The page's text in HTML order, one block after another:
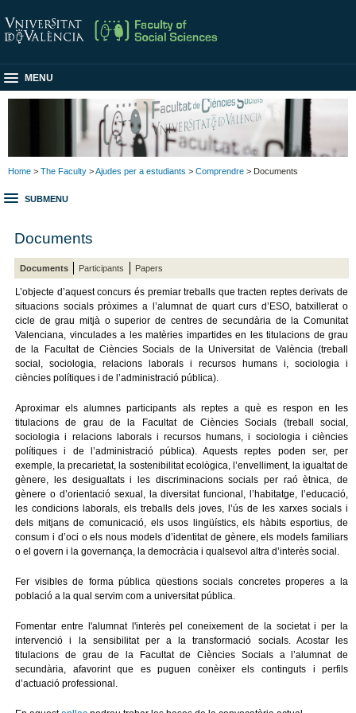
MENU
Home > The Faculty >Ajudes per a estudiants > Comprendre > Documents
SUBMENU
Documents
Documents Participants Papers
L’objecte d’aquest concurs és premiar treballs que tracten reptes derivats de
situacions socials pròximes a l’alumnat de quart curs d’ESO, batxillerat o
cicle de grau mitjà o superior de centres de secundària de la Comunitat
Valenciana, vinculades a les matèries impartides en les titulacions de grau
de la Facultat de Ciències Socials de la Universitat de València (treball
social, sociologia, relacions laborals i recursos humans i, sociologia i
ciències polítiques i de l’administració pública).
Aproximar els alumnes participants als reptes a què es respon en les
titulacions de grau de la Facultat de Ciències Socials (treball social,
sociologia i relacions laborals i recursos humans, i sociologia i ciències
polítiques i de l’administració pública). Aquests reptes poden ser, per
exemple, la precarietat, la sostenibilitat ecològica, l’envelliment, la igualtat de
gènere, les desigualtats i les discriminacions socials per raó ètnica, de
gènere o d’orientació sexual, la diversitat funcional, l’habitatge, l’educació,
les condicions laborals, els treballs dels joves, l’ús de les xarxes socials i
dels mitjans de comunicació, els usos lingüístics, els hàbits esportius, de
consum i d’oci o els nous models d’identitat de gènere, els models familiars
o el govern i la governança, la democràcia i qualsevol altra d’interès social.
Fer visibles de forma pública qüestions socials concretes properes a la
població a la qual servim com a universitat pública.
Fomentar entre l'alumnat l'interès pel coneixement de la societat i per la
intervenció i la sensibilitat per a la transformació socials. Acostar les
titulacions de grau de la Facultat de Ciències Socials a l’alumnat de
secundària, afavorint que es puguen conèixer els continguts i perfils
d’actuació professional.